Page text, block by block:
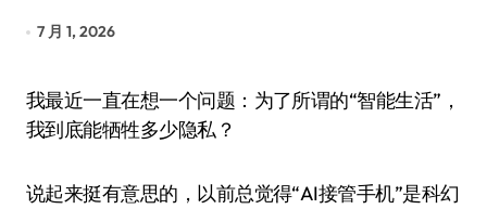
7 月 1, 2026
我最近一直在想一个问题：为了所谓的“智能生活”，
我到底能牺牲多少隐私？
说起来挺有意思的，以前总觉得“AI接管手机”是科幻